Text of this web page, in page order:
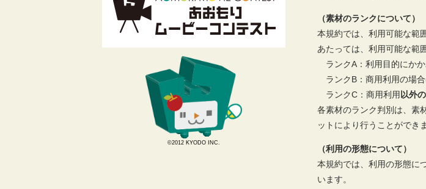
©2012 KYODO INC.
（素材のランクについて）
本規約では、利用可能な範
あたっては、利用可能な範
ランクA：利用目的にかか
ランクB：商用利用の場合
ランクC：商用利用 以外
各素材のランク判別は、素
ットにより行うことができ
（利用の形態について）
本規約では、利用の形態に
います。